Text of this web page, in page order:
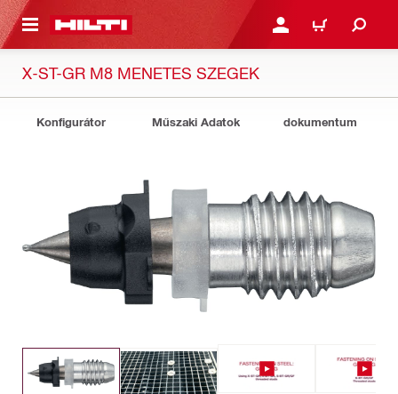
TARTALOMRA BEJELENTKEZÉS VAGY
KOSÁR
X-ST-GR M8 MENETES SZEGEK
Konfigurátor Műszaki Adatok dokumentum